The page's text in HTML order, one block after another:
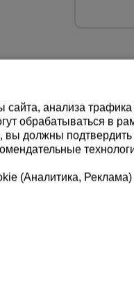
анализа
обрабатываться в
вы должны
(Аналитика,